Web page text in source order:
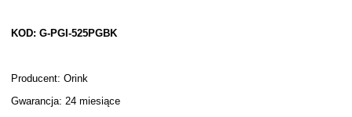
KOD: G-PGI-525PGBK
Producent: Orink
Gwarancja: 24 miesiące